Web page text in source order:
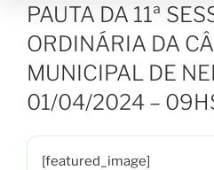
PAUTA DA 11ª
ORDINÁRIA DA
MUNICIPAL DE
01/04/2024 –
[featured_image]